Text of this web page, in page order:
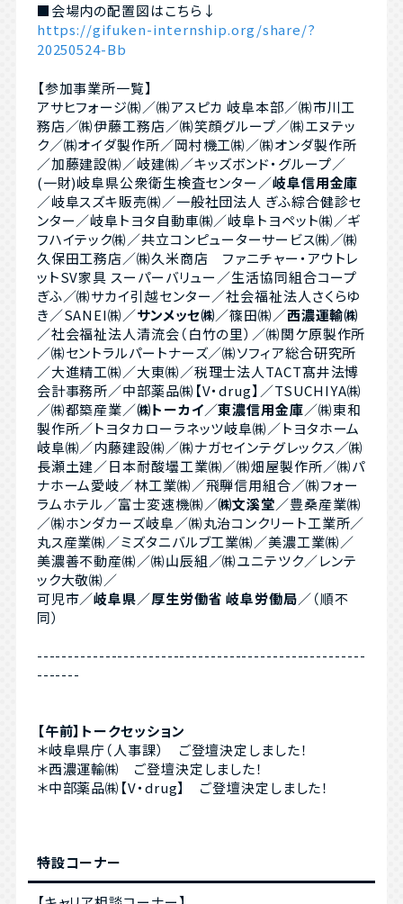
■会場内の配置図はこちら↓
https://gifuken-internship.org/share/?
20250524-Bb
【参加事業所一覧】
アサヒフォージ㈱／㈱アスピカ 岐阜本部／㈱市川工
務店／㈱伊藤工務店／㈱笑顔グループ／㈱エヌテッ
ク／㈱オイダ製作所／岡村機工㈱／㈱オンダ製作所
／加藤建設㈱／岐建㈱／キッズボンド・グループ／
(一財)岐阜県公衆衛生検査センター／岐阜信用金庫
／岐阜スズキ販売㈱／一般社団法人 ぎふ綜合健診セ
ンター／岐阜トヨタ自動車㈱／岐阜トヨペット㈱／ギ
フハイテック㈱／共立コンピューターサービス㈱／㈱
久保田工務店／㈱久米商店 ファニチャー・アウトレ
ットSV家具 スーパーバリュー／生活協同組合コープ
ぎふ／㈱サカイ引越センター／社会福祉法人さくらゆ
き／SANEI㈱／サンメッセ㈱／篠田㈱／西濃運輸㈱
／社会福祉法人清流会（白竹の里）／㈱関ケ原製作所
／㈱セントラルパートナーズ／㈱ソフィア総合研究所
／大進精工㈱／大東㈱／税理士法人TACT髙井法博
会計事務所／中部薬品㈱【V・drug】／TSUCHIYA㈱
／㈱都築産業／㈱トーカイ／東濃信用金庫／㈱東和
製作所／トヨタカローラネッツ岐阜㈱／トヨタホーム
岐阜㈱／内藤建設㈱／㈱ナガセインテグレックス／㈱
長瀬土建／日本耐酸壜工業㈱／㈱畑屋製作所／㈱パ
ナホーム愛岐／林工業㈱／飛騨信用組合／㈱フォー
ラムホテル／富士変速機㈱／㈱文溪堂／豊桑産業㈱
／㈱ホンダカーズ岐阜／㈱丸治コンクリート工業所／
丸ス産業㈱／ミズタニバルブ工業㈱／美濃工業㈱／
美濃善不動産㈱／㈱山辰組／㈱ユニテツク／レンテ
ック大敬㈱／
可児市／岐阜県／厚生労働省 岐阜労働局／（順不
同）
-----------------------------------------------------
-------
【午前】トークセッション
＊岐阜県庁（人事課） ご登壇決定しました！
＊西濃運輸㈱ ご登壇決定しました！
＊中部薬品㈱【V・drug】 ご登壇決定しました！
特設コーナー